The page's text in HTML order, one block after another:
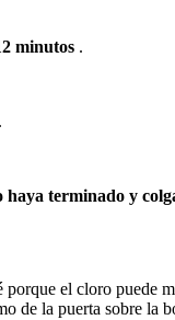
minutos .
.
haya terminado y
el cloro puede
de la puerta sobre la